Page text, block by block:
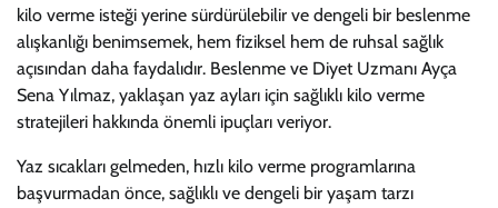
kilo verme isteği yerine sürdürülebilir ve dengeli bir beslenme
alışkanlığı benimsemek, hem fiziksel hem de ruhsal sağlık
açısından daha faydalıdır. Beslenme ve Diyet Uzmanı Ayça
Sena Yılmaz, yaklaşan yaz ayları için sağlıklı kilo verme
stratejileri hakkında önemli ipuçları veriyor.
Yaz sıcakları gelmeden, hızlı kilo verme programlarına
başvurmadan önce, sağlıklı ve dengeli bir yaşam tarzı